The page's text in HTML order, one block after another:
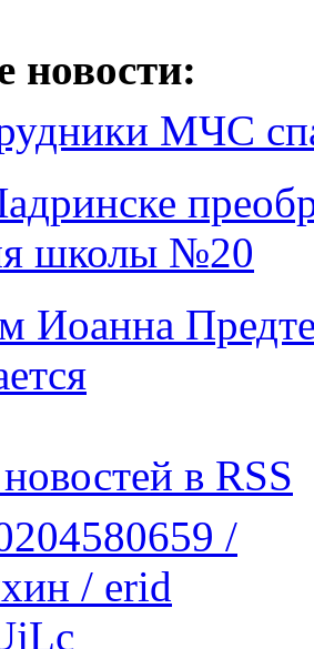
новости:
МЧС
школы №20
Иоанна
в RSS